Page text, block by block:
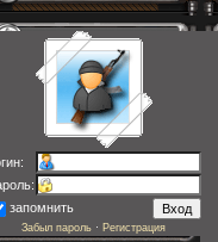
запомнить
Забыл пароль · Регистрация